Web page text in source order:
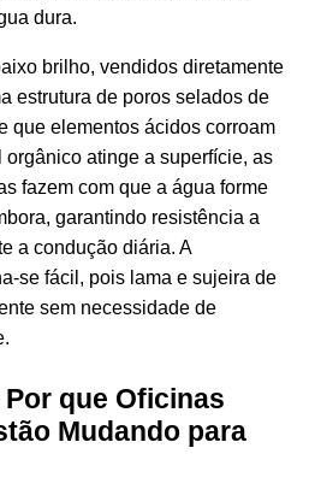
dura.
brilho, vendidos diretamente
estrutura de poros selados de
que elementos ácidos corroam
atinge a superfície, as
fazem com que a água forme
garantindo resistência a
a condução diária. A
se fácil, pois lama e sujeira de
sem necessidade de
que Oficinas
Mudando para